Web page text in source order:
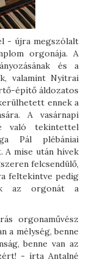
- újra megszólalt
orgonája. A
és a
valamint Nyitrai
építő áldozatos
ennek a
A vasárnapi
való tekintettel
Pál plébániai
A mise után hívek
felcsendülő,
feltekintve pedig
az orgonát a
orgonaművész
a mélység, benne
benne van az
- írta Antalné